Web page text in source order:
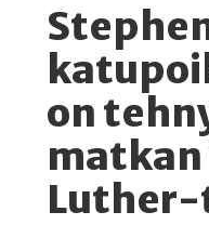
on
matkan